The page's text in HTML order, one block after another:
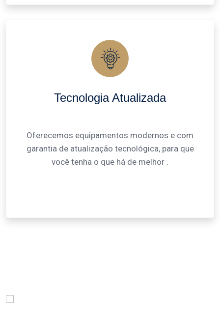
Tecnologia Atualizada
Oferecemos equipamentos modernos e com
garantia de atualização tecnológica, para que
você tenha o que há de melhor .